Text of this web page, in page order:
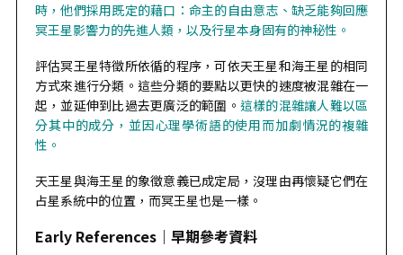
時，他們採用既定的藉口：命主的自由意志、缺乏能夠回應
冥王星影響力的先進人類，以及行星本身固有的神秘性。
評估冥王星特徵所依循的程序，可依天王星和海王星的相同
方式來進行分類。這些分類的要點以更快的速度被混雜在一
起，並延伸到比過去更廣泛的範圍。 這樣的混雜讓人難以區
分其中的成分，並因心理學術語的使用而加劇情況的複雜
性。
天王星與海王星的象徵意義已成定局，沒理由再懷疑它們在
占星系統中的位置，而冥王星也是一樣。
Early References｜ 早期參考資料